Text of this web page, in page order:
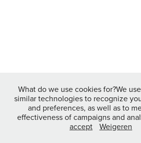
What do we use cookies for?We
similar technologies to recognize
and preferences, as well as to
effectiveness of campaigns and
accept
Weigeren